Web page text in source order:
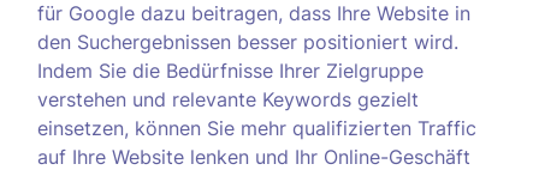
für Google dazu beitragen, dass Ihre Website in
den Suchergebnissen besser positioniert wird.
Indem Sie die Bedürfnisse Ihrer Zielgruppe
verstehen und relevante Keywords gezielt
einsetzen, können Sie mehr qualifizierten Traffic
auf Ihre Website lenken und Ihr Online-Geschäft